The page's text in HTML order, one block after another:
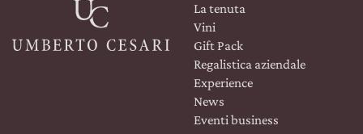
La tenuta
Vini
Gift Pack
Regalistica aziendale
Experience
News
Eventi business